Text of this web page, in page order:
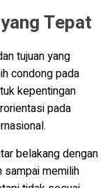
Tepat
tujuan yang
condong pada
kepentingan
pada
belakang dengan
sampai memilih